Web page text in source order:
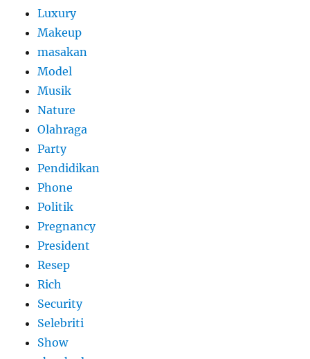
Luxury
Makeup
masakan
Model
Musik
Nature
Olahraga
Party
Pendidikan
Phone
Politik
Pregnancy
President
Resep
Rich
Security
Selebriti
Show